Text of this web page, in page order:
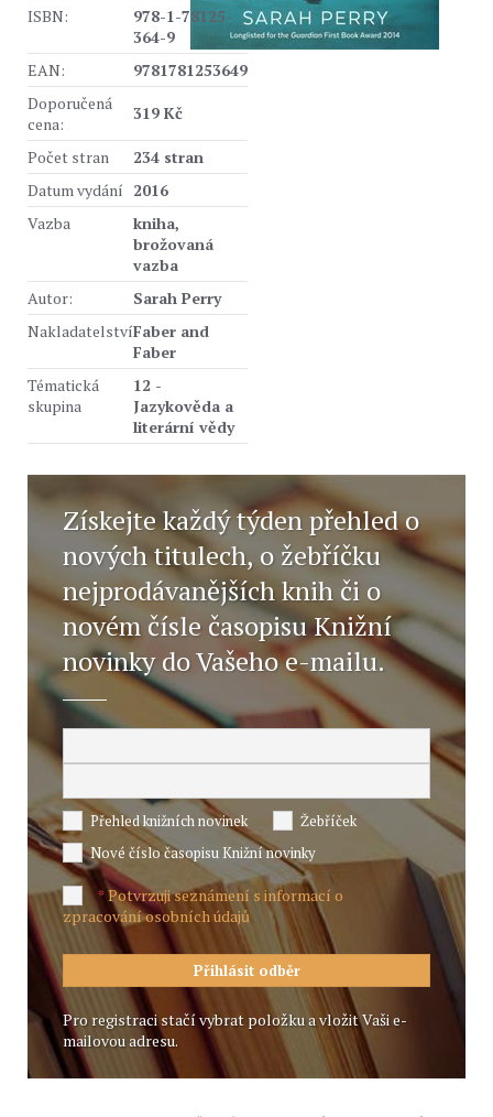
ISBN:
978-1-78125-
364-9
EAN:
9781781253649
Doporučená
cena:
319 Kč
Počet stran
234 stran
Datum vydání 2016
Vazba
kniha,
brožovaná
vazba
Autor:
Sarah Perry
NakladatelstvíFaber and
Faber
Tématická
skupina
12 -
Jazykověda a
literární vědy
Získejte každý týden přehled o
nových titulech, o žebříčku
nejprodávanějších knih či o
novém čísle časopisu Knižní
novinky do Vašeho e-mailu.
Přehled knižních novinek
Žebříček
Nové číslo časopisu Knižní novinky
*Potvrzuji seznámení s informací o
zpracování osobních údajů
Pro registraci stačí vybrat položku a vložit Vaši e-
mailovou adresu.